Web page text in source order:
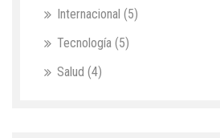
Internacional (5)
Tecnología (5)
Salud (4)